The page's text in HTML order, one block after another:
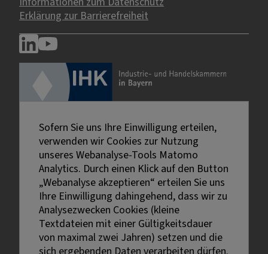
Erklärung zur Barrierefreiheit
Sofern Sie uns Ihre Einwilligung erteilen,
verwenden wir Cookies zur Nutzung
unseres Webanalyse-Tools Matomo
Analytics. Durch einen Klick auf den Button
„Webanalyse akzeptieren“ erteilen Sie uns
Ihre Einwilligung dahingehend, dass wir zu
Analysezwecken Cookies (kleine
Textdateien mit einer Gültigkeitsdauer
von maximal zwei Jahren) setzen und die
sich ergebenden Daten verarbeiten dürfen.